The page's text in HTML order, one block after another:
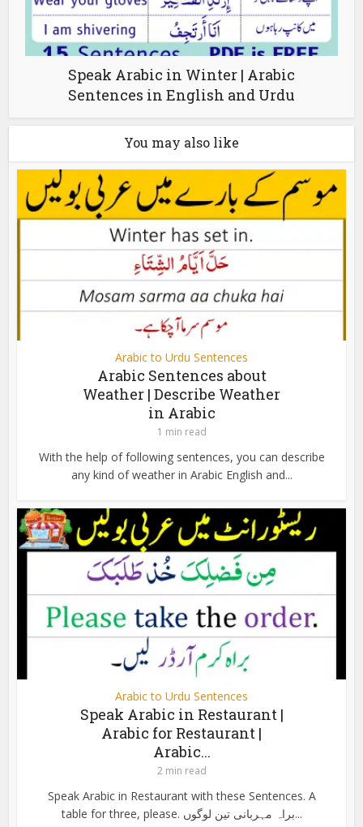
Speak Arabic in Winter | Arabic
Sentences in English and Urdu
You may also like
Arabic to Urdu Sentences
Arabic Sentences about
Weather | Describe Weather
in Arabic
1 min read
With the help of following sentences, you can describe
any kind of weather in Arabic English and...
Arabic to Urdu Sentences
Speak Arabic in Restaurant |
Arabic for Restaurant |
Arabic...
2 min read
Speak Arabic in Restaurant with these Sentences. A
table for three, please. براہ مہربانی تین لوگوں...